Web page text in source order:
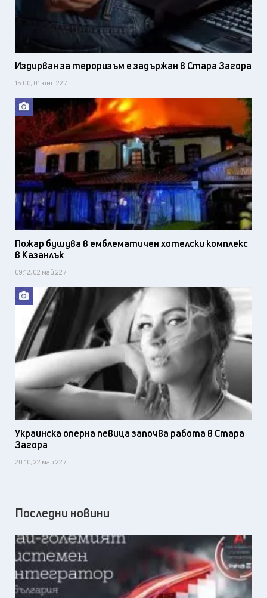
Издирван за тероризъм е задържан в Стара Загора
15:00, 01 юни 22 /
Пожар бушува в емблематичен хотелски комплекс
в Казанлък
09:12, 02 май 22 /
Украинска оперна певица започва работа в Стара
Загора
20:10, 22 мар 22 /
Последни новини